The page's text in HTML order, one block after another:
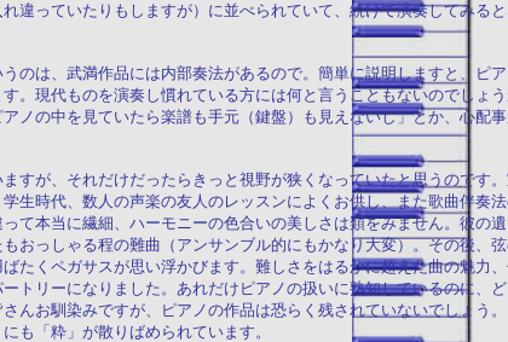
違っていたりもしますが）に並べられていて、続けて演奏してみる
のは、武満作品には内部奏法があるので。簡単に説明しますと、ピ
。現代ものを演奏し慣れている方には何と言うこともないのでしょ
ノの中を見ていたら楽譜も手元（鍵盤）も見えないし」とか、心配
すが、それだけだったらきっと視野が狭くなっていたと思うのです
生時代、数人の声楽の友人のレッスンによくお供し、また歌曲伴奏
て本当に繊細、ハーモニーの色合いの美しさは類をみません。彼の
おっしゃる程の難曲（アンサンブル的にもかなり大変）。その後、
たくペガサスが思い浮かびます。難しさをはるかに超えた曲の魅力
トリーになりました。あれだけピアノの扱いに熟知しているのに、
んお馴染みですが、ピアノの作品は恐らく残されていないでしょう
も「粋」が散りばめられています。